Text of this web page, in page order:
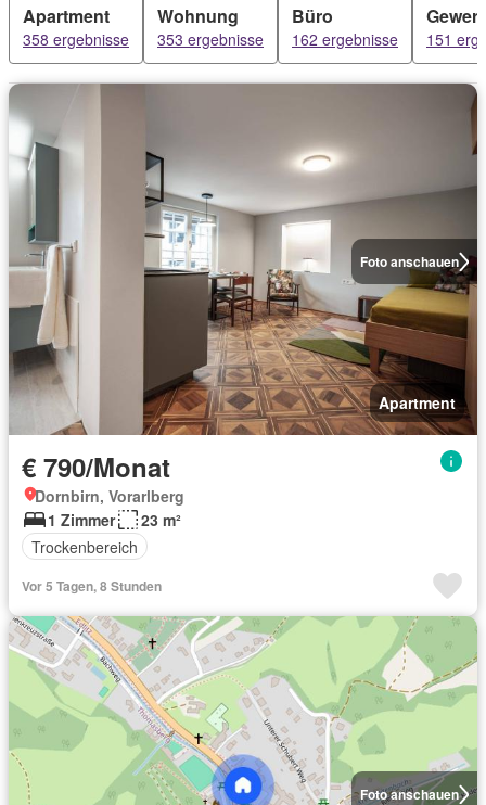
Apartment
358 ergebnisse
Wohnung
353 ergebnisse
Büro
162 ergebnisse 151
Foto anschauen
Apartment
€ 790/Monat
Dornbirn, Vorarlberg
1 Zimmer
23 m²
Trockenbereich
Vor 5 Tagen, 8 Stunden
Foto anschauen